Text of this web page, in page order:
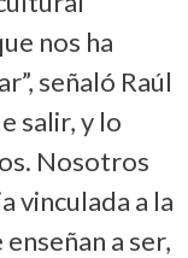
nos ha
señaló Raúl
salir, y lo
Nosotros
vinculada a la
a ser,